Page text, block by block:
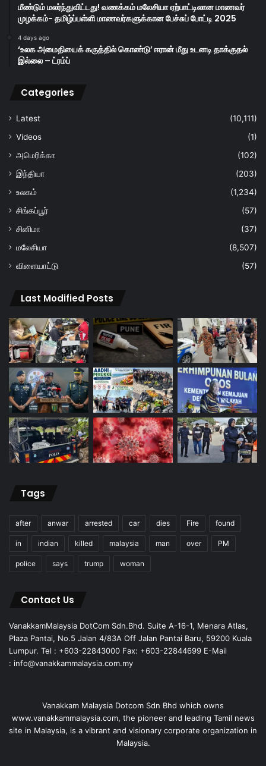
மீண்டும் மலர்ந்துவிட்டது! வணக்கம் மலேசியா ஏற்பாட்டிலான மாணவர்
முழக்கம்- தமிழ்ப்பள்ளி மாணவர்களுக்கான பேச்சுப் போட்டி 2025
4 days ago
‘உலக அமைதியைக் கருத்தில் கொண்டு’ ஈரான் மீது உடனடி தாக்குதல்
இல்லை – ட்ரம்ப்
Categories
Latest
(10,111)
Videos
(1)
அமெரிக்கா
(102)
இந்தியா
(203)
உலகம்
(1,234)
சிங்கப்பூர்
(57)
சினிமா
(37)
மலேசியா
(8,507)
விளையாட்டு
(57)
Last Modified Posts
Tags
after anwar arrested car dies Fire found
in indian killed malaysia man over PM
police says trump woman
Contact Us
VanakkamMalaysia DotCom Sdn.Bhd. Suite A-16-1, Menara Atlas,
Plaza Pantai, No.5 Jalan 4/83A Off Jalan Pantai Baru, 59200 Kuala
Lumpur. Tel : +603-22843000 Fax: +603-22844699 E-Mail
: info@vanakkammalaysia.com.my
Vanakkam Malaysia Dotcom Sdn Bhd which owns
www.vanakkammalaysia.com, the pioneer and leading Tamil news
site in Malaysia, is a vibrant and visionary corporate organization in
Malaysia.